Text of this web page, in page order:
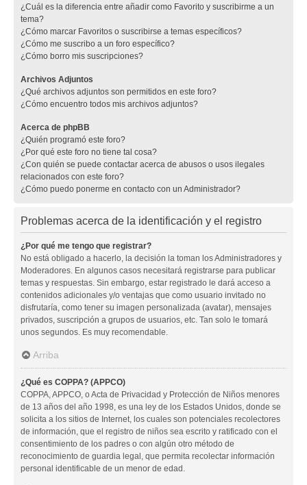
¿Cuál es la diferencia entre añadir como Favorito y suscribirme a un
tema?
¿Cómo marcar Favoritos o suscribirse a temas específicos?
¿Cómo me suscribo a un foro específico?
¿Cómo borro mis suscripciones?
Archivos Adjuntos
¿Qué archivos adjuntos son permitidos en este foro?
¿Cómo encuentro todos mis archivos adjuntos?
Acerca de phpBB
¿Quién programó este foro?
¿Por qué este foro no tiene tal cosa?
¿Con quién se puede contactar acerca de abusos o usos ilegales
relacionados con este foro?
¿Cómo puedo ponerme en contacto con un Administrador?
Problemas acerca de la identificación y el registro
¿Por qué me tengo que registrar?
No está obligado a hacerlo, la decisión la toman los Administradores y
Moderadores. En algunos casos necesitará registrarse para publicar
temas y respuestas. Sin embargo, estar registrado le dará acceso a
contenidos adicionales y/o ventajas que como usuario invitado no
disfrutaría, como tener su imagen personalizada (avatar), mensajes
privados, suscripción a grupos de usuarios, etc. Tan solo le tomará
unos segundos. Es muy recomendable.
Arriba
¿Qué es COPPA? (APPCO)
COPPA, APPCO, o Acta de Privacidad y Protección de Niños menores
de 13 años del año 1998, es una ley de los Estados Unidos, donde se
solicita a los sitios de Internet, los cuales son potenciales recolectores
de información, que el registro de niños sea escrito y ratificado con el
consentimiento de los padres o con algún otro método de
reconocimiento de guardia legal, que permita recolectar información
personal identificable de un menor de edad.